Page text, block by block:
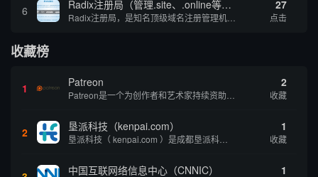
6 Radix注册局（管理.site、.online等顶级域名） 27
点击
收藏榜
1 Patreon 2
收藏
2 垦派科技（kenpai.com） 1
收藏
中国互联网络信息中心（CNNIC） 1